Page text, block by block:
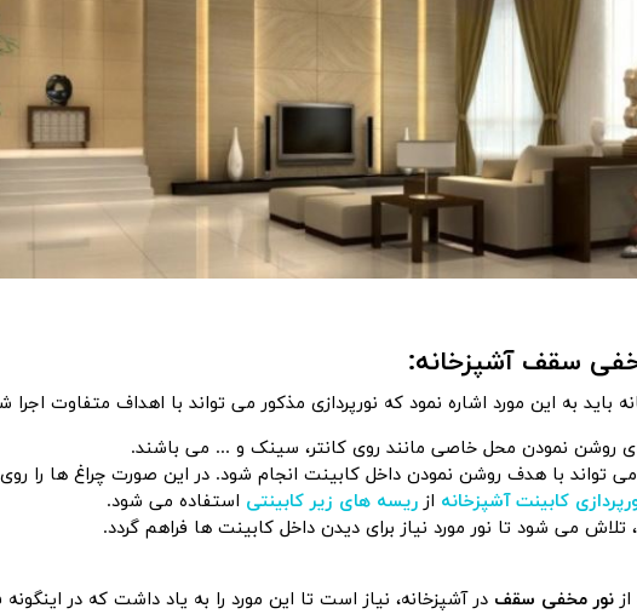
سقف آشپزخانه:
باید به این مورد اشاره نمود که نورپردازی مذکور می تواند با اهداف متفاوت اجرا
روشن نمودن محل خاصی مانند روی کانتر، سینک و ... می باشند.
می تواند با هدف روشن نمودن داخل کابینت انجام شود. در این صورت چراغ ها
کابینت آشپزخانه ازریسه های زیر کابینتی استفاده می شود.
تلاش می شود تا نور مورد نیاز برای دیدن داخل کابینت ها فراهم گردد.
ازنور مخفی سقف در آشپزخانه، نیاز است تا این مورد را به یاد داشت که در